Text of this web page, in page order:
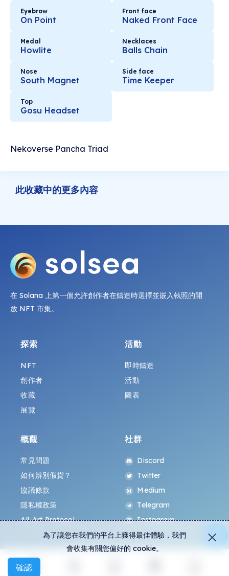
探索
Eyebrow
On Point
Front face
Naked Front Face
Medal
Howlite
Necklaces
Balls Chain
Nose
South Magnet
Side face
Time Keeper
Top
Gosu Headset
Nekoverse Pancha Triad
此收藏中的更多內容
在 Solana 上第一個允許創作者在鑄造時選擇並嵌入執照的開
放 NFT 市集。
探索
NFT
創作者
收藏
展覽
活動
即時鑄造
活動
圖表
概觀
常見問題
如何辨別假貨？
協議條款
隱私權政策
All-Art Protocol
社群
Discord
Twitter
Medium
Telegram
Instagram
為了讓您在我們的平台上獲得最佳體驗，我們
會收集有關您偏好的 cookie。
確認